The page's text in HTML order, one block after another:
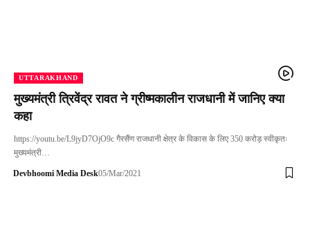
UTTARAKHAND
मुख्यमंत्री त्रिवेंद्र रावत ने ग्रीष्मकालीन राजधानी में जानिए क्या
कहा
https://youtu.be/L9jyD7OjO9c गैरसैंण राजधानी क्षेत्र के विकास के लिए 350 करोड़ स्वीकृतः
मुख्यमंत्री…
Devbhoomi Media Desk05/Mar/2021